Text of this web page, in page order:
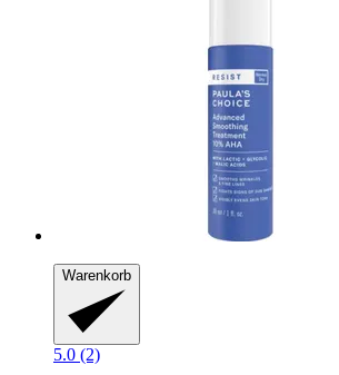
Warenkorb
5.0 (2)